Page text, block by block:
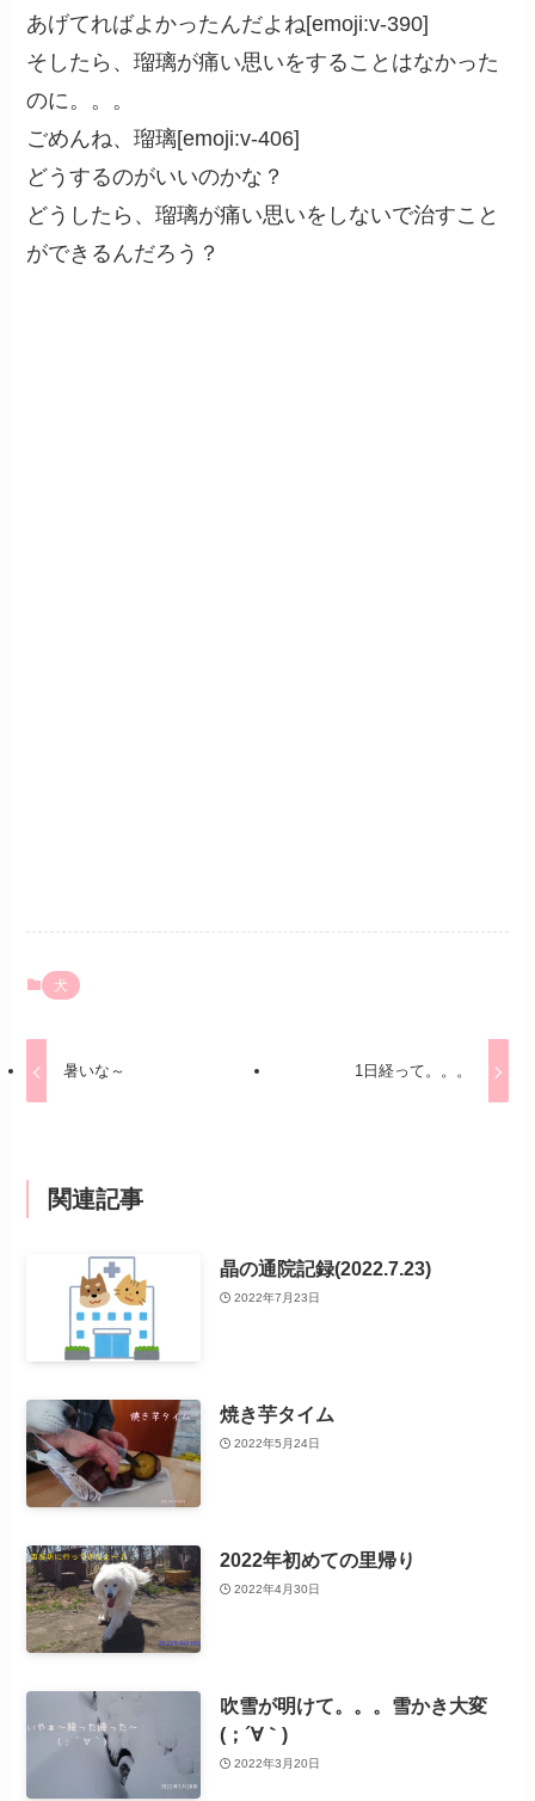
あげてればよかったんだよね[emoji:v-390]
そしたら、瑠璃が痛い思いをすることはなかった
のに。。。
ごめんね、瑠璃[emoji:v-406]
どうするのがいいのかな？
どうしたら、瑠璃が痛い思いをしないで治すこと
ができるんだろう？
犬
暑いな～ 1日経って。。。
関連記事
晶の通院記録(2022.7.23)
2022年7月23日
焼き芋タイム
2022年5月24日
2022年初めての里帰り
2022年4月30日
吹雪が明けて。。。雪かき大変
(；´∀｀)
2022年3月20日